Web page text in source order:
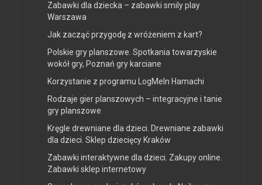
Zabawki dla dziecka – zabawki smily play
Warszawa
Jak zacząć przygodę z wróżeniem z kart?
Polskie gry planszowe. Spotkania towarzyskie
wokół gry, Poznań gry karciane
Korzystanie z programu LogMeIn Hamachi
Rodzaje gier planszowych – integracyjne i tanie
gry planszowe
Kręgle drewniane dla dzieci. Drewniane zabawki
dla dzieci. Sklep dziecięcy Kraków
Zabawki interaktywne dla dzieci. Zakupy online.
Zabawki sklep internetowy